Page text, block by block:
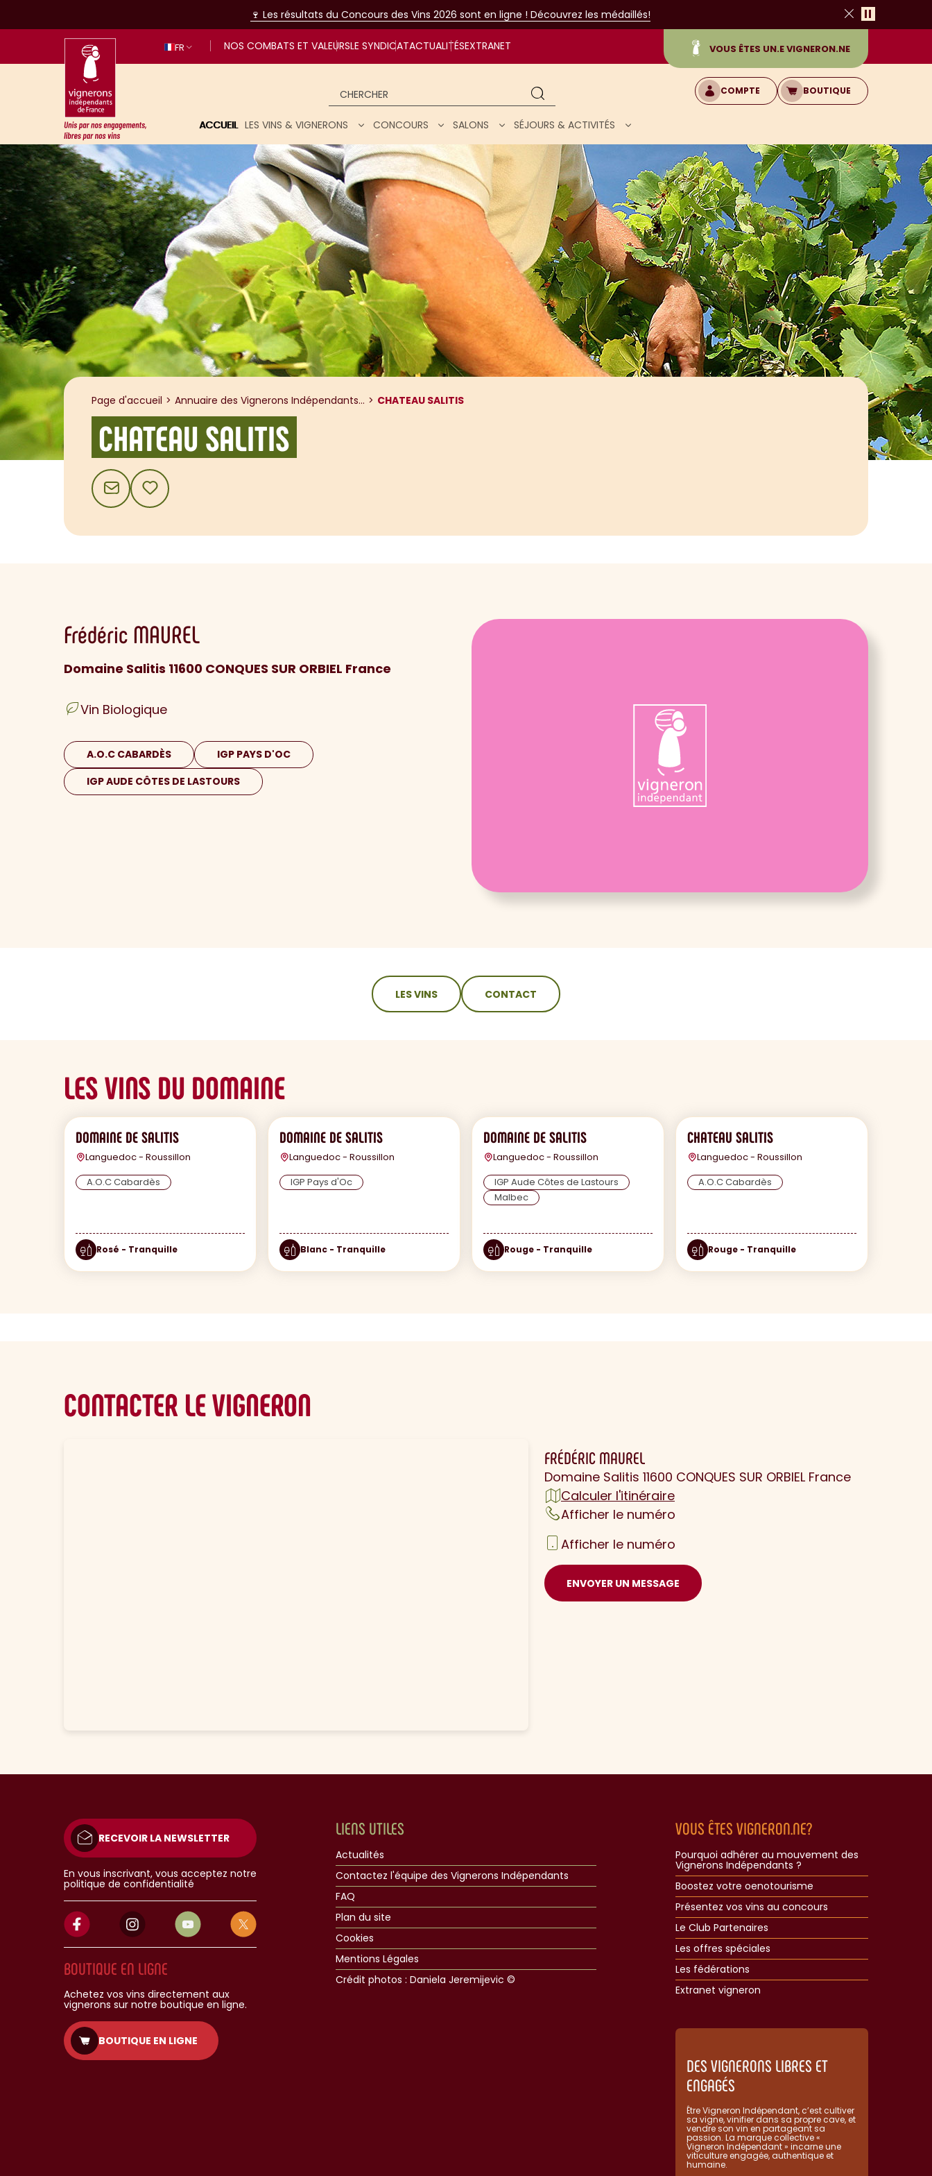
🍷 Les résultats du Concours des Vins 2026 sont en ligne ! Découvrez les médaillés!
Fermer
FR NOS COMBATS ET VALEURSLE SYNDICATACTUALITÉSEXTRANET VOUS ÊTES UN.E VIGNERON.NE
Unis par nos engagements, libres par nos vins
Chercher
COMPTE BOUTIQUE
ACCUEIL LES VINS & VIGNERONS CONCOURS SALONS SÉJOURS & ACTIVITÉS
Page d'accueil Annuaire des Vignerons Indépendants... CHATEAU SALITIS
CHATEAU SALITIS
CONTACTAJOUTER AUX FAVORIS
Frédéric MAUREL
Domaine Salitis 11600 CONQUES SUR ORBIEL France
Vin Biologique
A.O.C CABARDÈS
IGP PAYS D'OC
IGP AUDE CÔTES DE LASTOURS
LES VINS CONTACT
LES VINS DU DOMAINE
DOMAINE DE SALITIS
Languedoc - Roussillon
A.O.C Cabardès
Rosé - Tranquille
DOMAINE DE SALITIS
Languedoc - Roussillon
IGP Pays d'Oc
Blanc - Tranquille
DOMAINE DE SALITIS
Languedoc - Roussillon
IGP Aude Côtes de Lastours
Malbec
Rouge - Tranquille
CHATEAU SALITIS
Languedoc - Roussillon
A.O.C Cabardès
Rouge - Tranquille
CONTACTER LE VIGNERON
FRÉDÉRIC MAUREL
Domaine Salitis 11600 CONQUES SUR ORBIEL France
Calculer l'itinéraire
Afficher le numéro
Afficher le numéro
ENVOYER UN MESSAGE
RECEVOIR LA NEWSLETTER
En vous inscrivant, vous acceptez notre
politique de confidentialité
BOUTIQUE EN LIGNE
Achetez vos vins directement aux
vignerons sur notre boutique en ligne.
BOUTIQUE EN LIGNE
LIENS UTILES
Actualités
Contactez l'équipe des Vignerons Indépendants
FAQ
Plan du site
Cookies
Mentions Légales
Crédit photos : Daniela Jeremijevic ©​
VOUS ÊTES VIGNERON.NE?
Pourquoi adhérer au mouvement des
Vignerons Indépendants ?
Boostez votre oenotourisme
Présentez vos vins au concours
Le Club Partenaires
Les offres spéciales
Les fédérations
Extranet vigneron​
DES VIGNERONS LIBRES ET
ENGAGÉS
Être Vigneron Indépendant, c’est cultiver
sa vigne, vinifier dans sa propre cave, et
vendre son vin en partageant sa
passion. La marque collective «
Vigneron Indépendant » incarne une
viticulture engagée, authentique et
humaine.​